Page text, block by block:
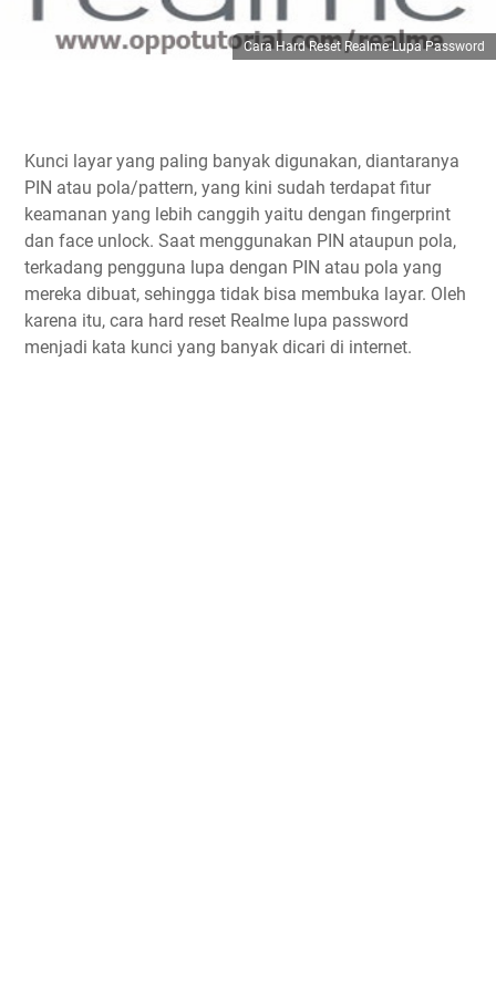
Cara Hard Reset Realme Lupa Password
Kunci layar yang paling banyak digunakan, diantaranya
PIN atau pola/pattern, yang kini sudah terdapat fitur
keamanan yang lebih canggih yaitu dengan fingerprint
dan face unlock. Saat menggunakan PIN ataupun pola,
terkadang pengguna lupa dengan PIN atau pola yang
mereka dibuat, sehingga tidak bisa membuka layar. Oleh
karena itu, cara hard reset Realme lupa password
menjadi kata kunci yang banyak dicari di internet.